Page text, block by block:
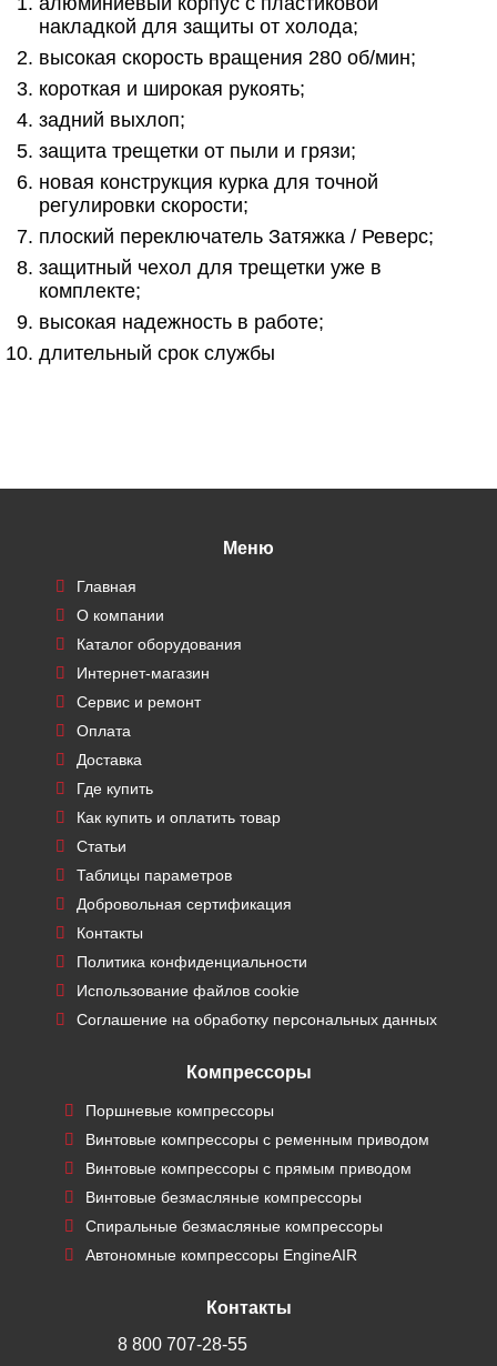
накладкой для защиты от холода;
высокая скорость вращения 280 об/мин;
короткая и широкая рукоять;
задний выхлоп;
защита трещетки от пыли и грязи;
новая конструкция курка для точной
регулировки скорости;
плоский переключатель Затяжка / Реверс;
защитный чехол для трещетки уже в
комплекте;
высокая надежность в работе;
длительный срок службы
Меню
Главная
О компании
Каталог оборудования
Интернет-магазин
Сервис и ремонт
Оплата
Доставка
Где купить
Как купить и оплатить товар
Статьи
Таблицы параметров
Добровольная сертификация
Контакты
Политика конфиденциальности
Использование файлов cookie
Соглашение на обработку персональных данных
Компрессоры
Поршневые компрессоры
Винтовые компрессоры с ременным приводом
Винтовые компрессоры с прямым приводом
Винтовые безмасляные компрессоры
Спиральные безмасляные компрессоры
Автономные компрессоры EngineAIR
Контакты
8 800 707-28-55